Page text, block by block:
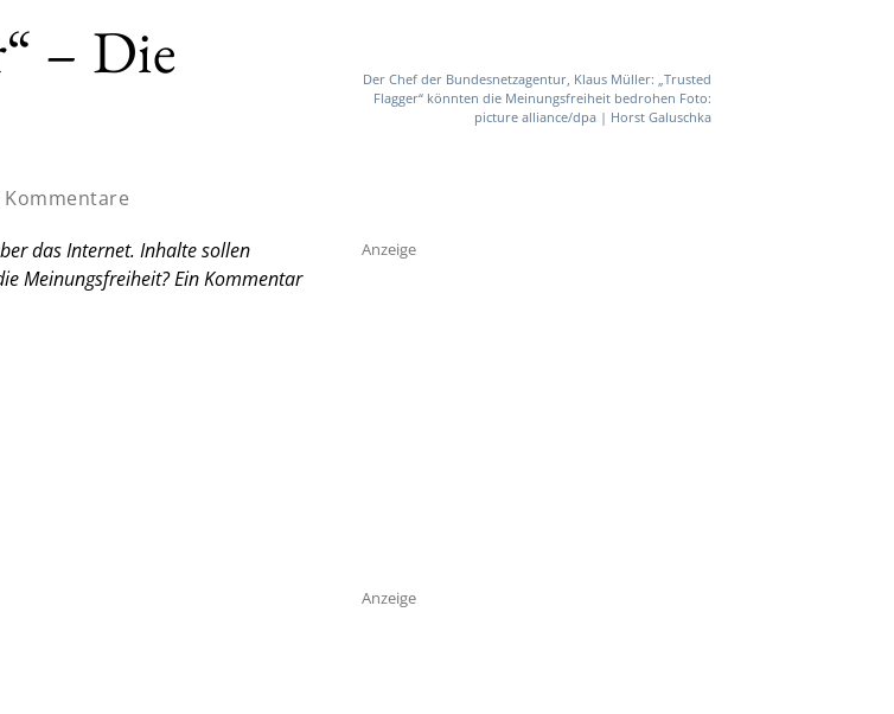
– Die
Kommentare
das Internet. Inhalte sollen
Meinungsfreiheit?Ein Kommentar
Der Chef der Bundesnetzagentur, Klaus Müller: „Trusted
Flagger“ könnten die Meinungsfreiheit bedrohen Foto:
picture alliance/dpa | Horst Galuschka
Anzeige
Anzeige